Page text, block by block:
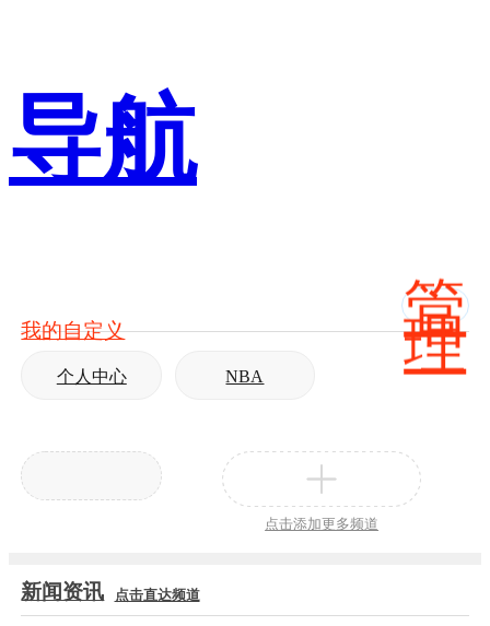
导航
我的自定义 管
理
个人中心 NBA
点击添加更多频道
新闻资讯 点击直达频道